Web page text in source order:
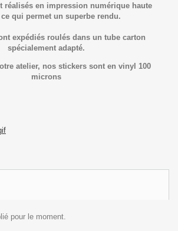
réalisés en impression numérique haute
qui permet un superbe rendu.
expédiés roulés dans un tube carton
spécialement adapté.
atelier, nos stickers sont en vinyl 100
microns
pour le moment.